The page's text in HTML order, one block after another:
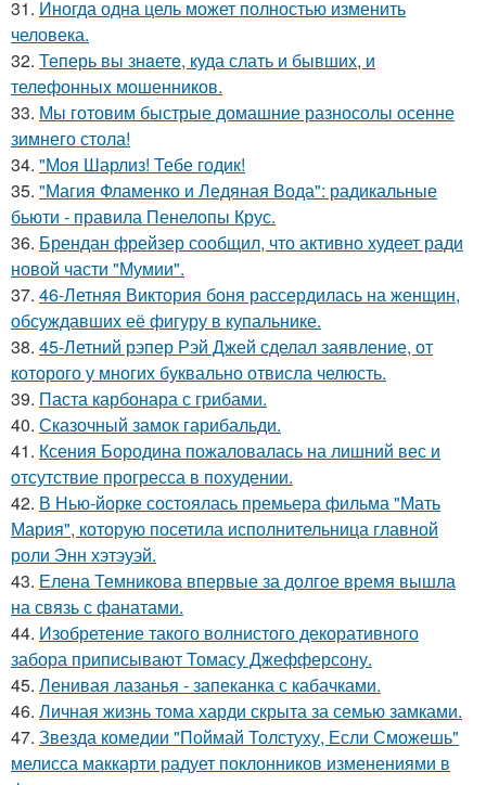
31. Иногда одна цель может полностью изменить
человека.
32. Теперь вы знaетe, куда слать и бывших, и
телeфонныx мошенников.
33. Мы готовим быстрые домашние разносолы осенне
зимнего стола!
34. "Моя Шарлиз! Тебе годик!
35. "Магия Фламенко и Ледяная Вода": радикальные
бьюти - правила Пенелопы Крус.
36. Брендан фрейзер сообщил, что активно худеет ради
новой части "Мумии".
37. 46-Летняя Виктория боня рассердилась на женщин,
обсуждавших её фигуру в купальнике.
38. 45-Летний рэпер Рэй Джей сделал заявление, от
которого у многих буквально отвисла челюсть.
39. Паста карбонара с грибами.
40. Сказочный замок гарибальди.
41. Ксения Бородина пожаловалась на лишний вес и
отсутствие прогресса в похудении.
42. В Нью-йорке состоялась премьера фильма "Мать
Мария", которую посетила исполнительница главной
роли Энн хэтэуэй.
43. Елена Темникова впервые за долгое время вышла
на связь с фанатами.
44. Изобретение такого волнистого декоративного
забора приписывают Томасу Джефферсону.
45. Ленивая лазанья - запеканка с кабачками.
46. Личная жизнь тома харди скрыта за семью замками.
47. Звезда комедии "Поймай Толстуху, Если Сможешь"
мелисса маккарти радует поклонников изменениями в